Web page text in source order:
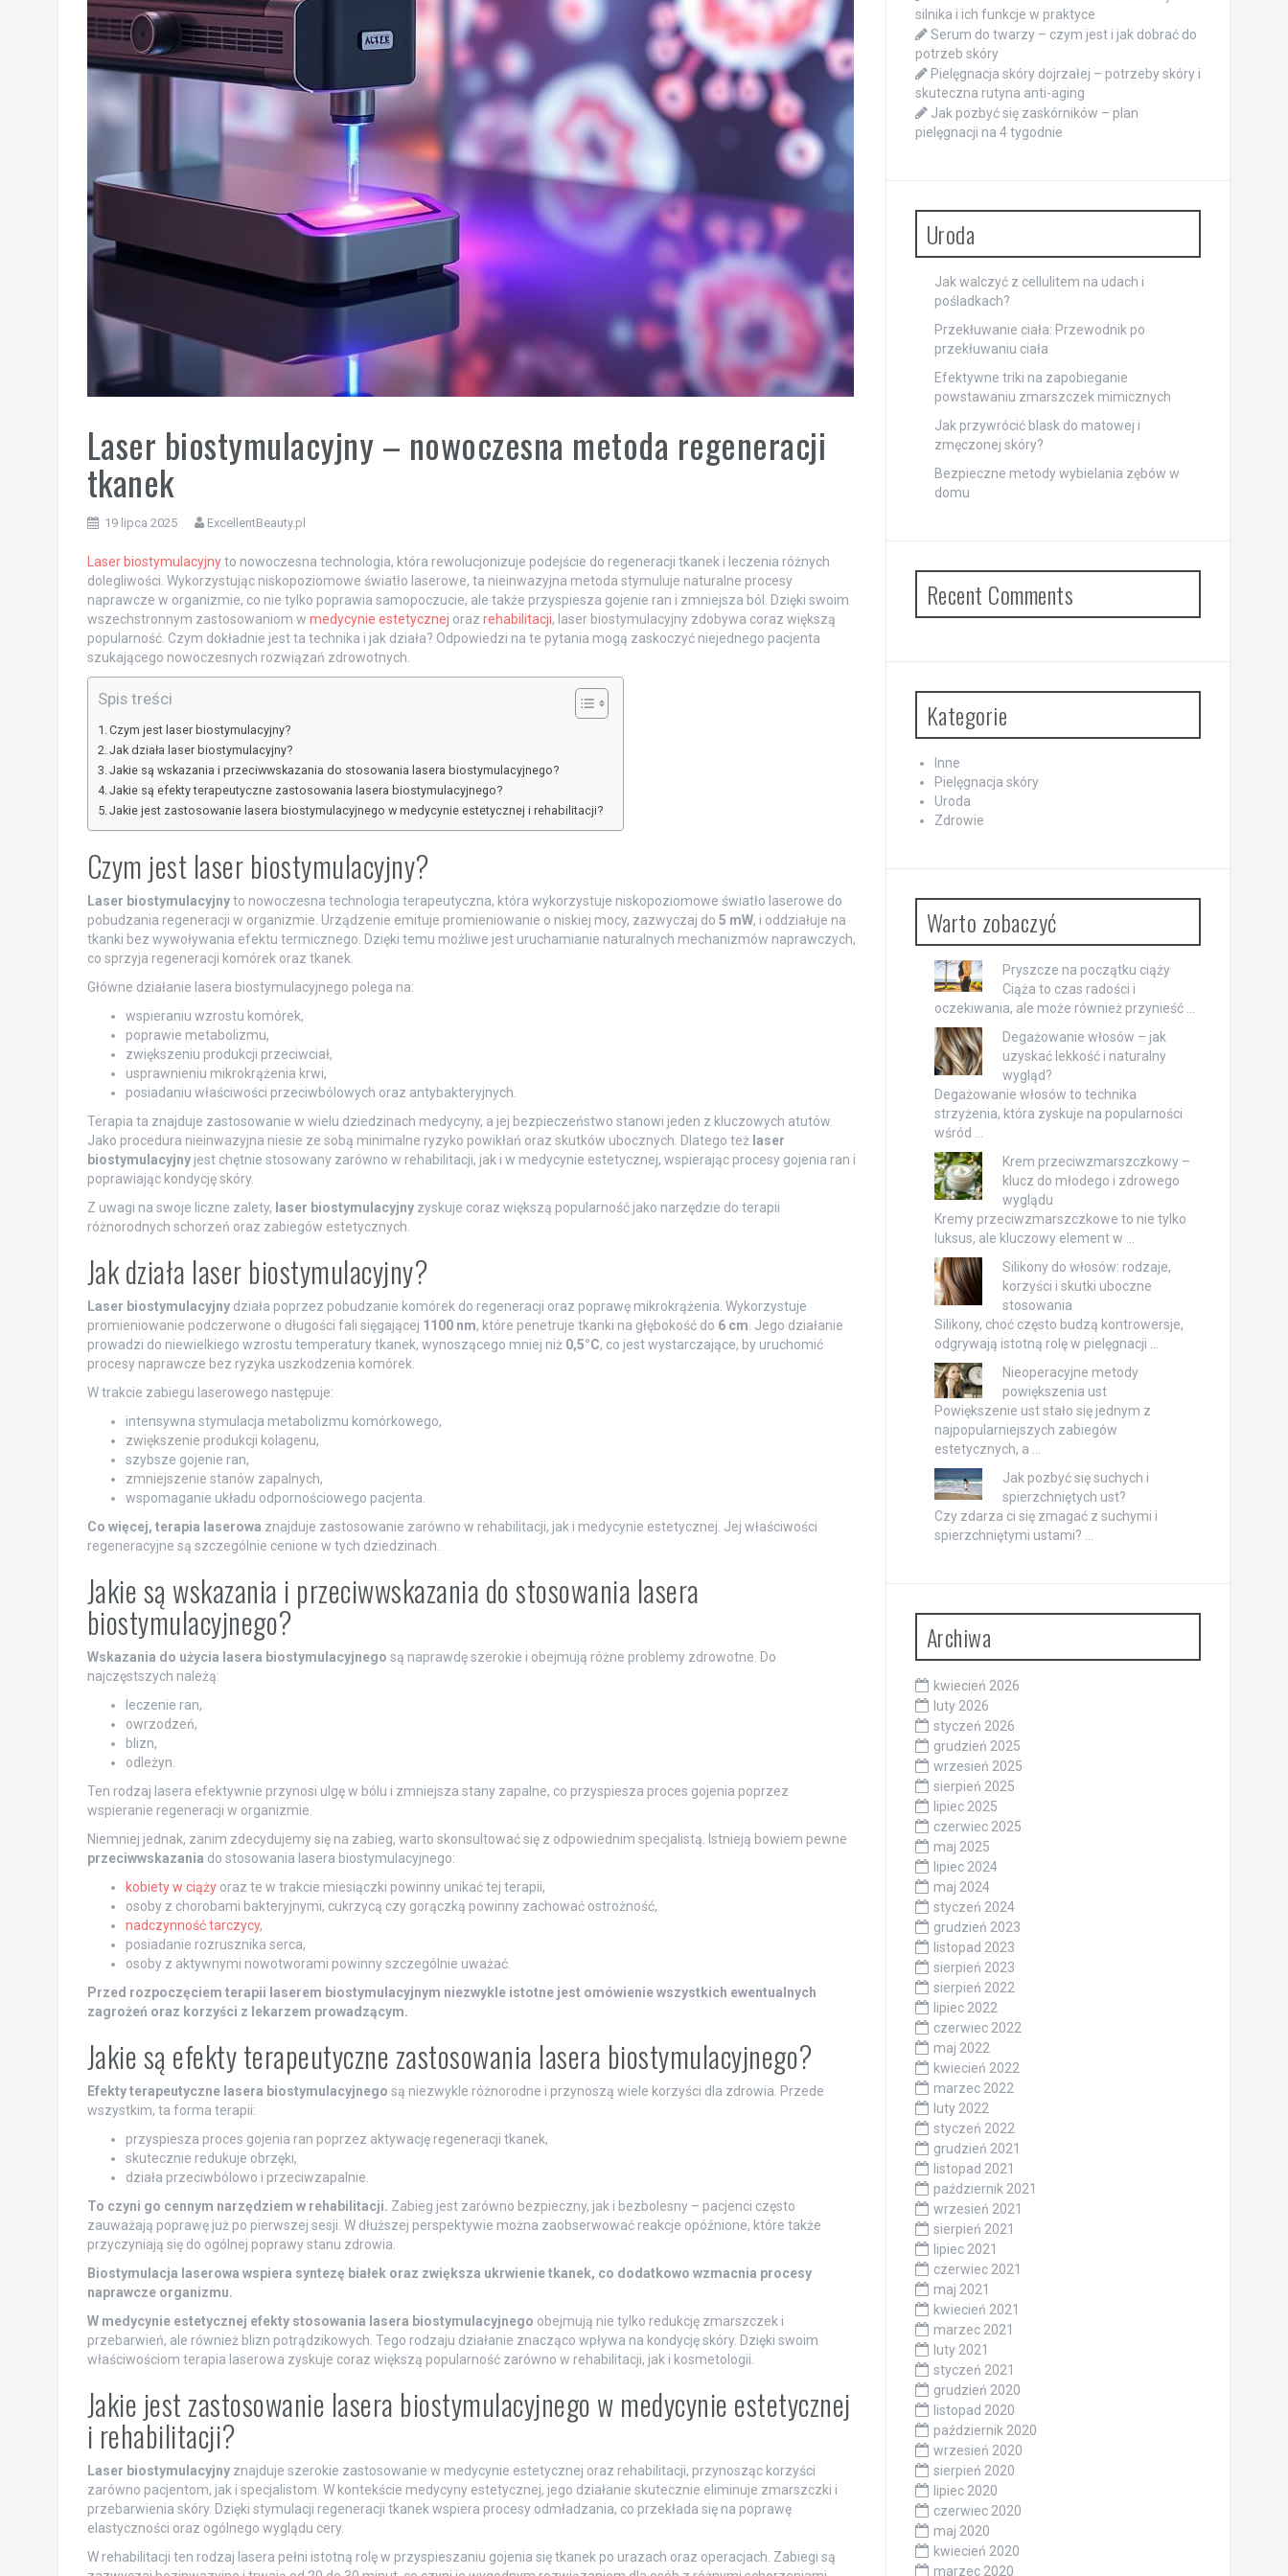
Laser biostymulacyjny – nowoczesna metoda regeneracji
tkanek
19 lipca 2025 ExcellentBeauty.pl
Laser biostymulacyjnyto nowoczesna technologia, która rewolucjonizuje podejście do regeneracji tkanek i leczenia różnych
dolegliwości. Wykorzystując niskopoziomowe światło laserowe, ta nieinwazyjna metoda stymuluje naturalne procesy
naprawcze w organizmie, co nie tylko poprawia samopoczucie, ale także przyspiesza gojenie ran i zmniejsza ból. Dzięki swoim
wszechstronnym zastosowaniom w medycynie estetycznej oraz rehabilitacji, laser biostymulacyjny zdobywa coraz większą
popularność. Czym dokładnie jest ta technika i jak działa? Odpowiedzi na te pytania mogą zaskoczyć niejednego pacjenta
szukającego nowoczesnych rozwiązań zdrowotnych.
Spis treści
Czym jest laser biostymulacyjny?
Jak działa laser biostymulacyjny?
Jakie są wskazania i przeciwwskazania do stosowania lasera biostymulacyjnego?
Jakie są efekty terapeutyczne zastosowania lasera biostymulacyjnego?
Jakie jest zastosowanie lasera biostymulacyjnego w medycynie estetycznej i rehabilitacji?
Czym jest laser biostymulacyjny?
Laser biostymulacyjnyto nowoczesna technologia terapeutyczna, która wykorzystuje niskopoziomowe światło laserowe do
pobudzania regeneracji w organizmie. Urządzenie emituje promieniowanie o niskiej mocy, zazwyczaj do 5 mW, i oddziałuje na
tkanki bez wywoływania efektu termicznego. Dzięki temu możliwe jest uruchamianie naturalnych mechanizmów naprawczych,
co sprzyja regeneracji komórek oraz tkanek.
Główne działanie lasera biostymulacyjnego polega na:
wspieraniu wzrostu komórek,
poprawie metabolizmu,
zwiększeniu produkcji przeciwciał,
usprawnieniu mikrokrążenia krwi,
posiadaniu właściwości przeciwbólowych oraz antybakteryjnych.
Terapia ta znajduje zastosowanie w wielu dziedzinach medycyny, a jej bezpieczeństwo stanowi jeden z kluczowych atutów.
Jako procedura nieinwazyjna niesie ze sobą minimalne ryzyko powikłań oraz skutków ubocznych. Dlatego też laser
biostymulacyjnyjest chętnie stosowany zarówno w rehabilitacji, jak i w medycynie estetycznej, wspierając procesy gojenia ran i
poprawiając kondycję skóry.
Z uwagi na swoje liczne zalety, laser biostymulacyjnyzyskuje coraz większą popularność jako narzędzie do terapii
różnorodnych schorzeń oraz zabiegów estetycznych.
Jak działa laser biostymulacyjny?
Laser biostymulacyjnydziała poprzez pobudzanie komórek do regeneracji oraz poprawę mikrokrążenia. Wykorzystuje
promieniowanie podczerwone o długości fali sięgającej 1100 nm, które penetruje tkanki na głębokość do 6 cm . Jego działanie
prowadzi do niewielkiego wzrostu temperatury tkanek, wynoszącego mniej niż 0,5°C, co jest wystarczające, by uruchomić
procesy naprawcze bez ryzyka uszkodzenia komórek.
W trakcie zabiegu laserowego następuje:
intensywna stymulacja metabolizmu komórkowego,
zwiększenie produkcji kolagenu,
szybsze gojenie ran,
zmniejszenie stanów zapalnych,
wspomaganie układu odpornościowego pacjenta.
Co więcej, terapia laserowa znajduje zastosowanie zarówno w rehabilitacji, jak i medycynie estetycznej. Jej właściwości
regeneracyjne są szczególnie cenione w tych dziedzinach.
Jakie są wskazania i przeciwwskazania do stosowania lasera
biostymulacyjnego?
Wskazania do użycia lasera biostymulacyjnego są naprawdę szerokie i obejmują różne problemy zdrowotne. Do
najczęstszych należą:
leczenie ran,
owrzodzeń,
blizn,
odleżyn.
Ten rodzaj lasera efektywnie przynosi ulgę w bólu i zmniejsza stany zapalne, co przyspiesza proces gojenia poprzez
wspieranie regeneracji w organizmie.
Niemniej jednak, zanim zdecydujemy się na zabieg, warto skonsultować się z odpowiednim specjalistą. Istnieją bowiem pewne
przeciwwskazania do stosowania lasera biostymulacyjnego:
kobiety w ciążyoraz te w trakcie miesiączki powinny unikać tej terapii,
osoby z chorobami bakteryjnymi, cukrzycą czy gorączką powinny zachować ostrożność,
nadczynność tarczycy,
posiadanie rozrusznika serca,
osoby z aktywnymi nowotworami powinny szczególnie uważać.
Przed rozpoczęciem terapii laserem biostymulacyjnym niezwykle istotne jest omówienie wszystkich ewentualnych
zagrożeń oraz korzyści z lekarzem prowadzącym.
Jakie są efekty terapeutyczne zastosowania lasera biostymulacyjnego?
Efekty terapeutyczne lasera biostymulacyjnego są niezwykle różnorodne i przynoszą wiele korzyści dla zdrowia. Przede
wszystkim, ta forma terapii:
przyspiesza proces gojenia ran poprzez aktywację regeneracji tkanek,
skutecznie redukuje obrzęki,
działa przeciwbólowo i przeciwzapalnie.
To czyni go cennym narzędziem w rehabilitacji. Zabieg jest zarówno bezpieczny, jak i bezbolesny – pacjenci często
zauważają poprawę już po pierwszej sesji. W dłuższej perspektywie można zaobserwować reakcje opóźnione, które także
przyczyniają się do ogólnej poprawy stanu zdrowia.
Biostymulacja laserowa wspiera syntezę białek oraz zwiększa ukrwienie tkanek, co dodatkowo wzmacnia procesy
naprawcze organizmu.
W medycynie estetycznej efekty stosowania lasera biostymulacyjnego obejmują nie tylko redukcję zmarszczek i
przebarwień, ale również blizn potrądzikowych. Tego rodzaju działanie znacząco wpływa na kondycję skóry. Dzięki swoim
właściwościom terapia laserowa zyskuje coraz większą popularność zarówno w rehabilitacji, jak i kosmetologii.
Jakie jest zastosowanie lasera biostymulacyjnego w medycynie estetycznej
i rehabilitacji?
Laser biostymulacyjnyznajduje szerokie zastosowanie w medycynie estetycznej oraz rehabilitacji, przynosząc korzyści
zarówno pacjentom, jak i specjalistom. W kontekście medycyny estetycznej, jego działanie skutecznie eliminuje zmarszczki i
przebarwienia skóry. Dzięki stymulacji regeneracji tkanek wspiera procesy odmładzania, co przekłada się na poprawę
elastyczności oraz ogólnego wyglądu cery.
W rehabilitacji ten rodzaj lasera pełni istotną rolę w przyspieszaniu gojenia się tkanek po urazach oraz operacjach. Zabiegi są
silnika i ich funkcje w praktyce
Serum do twarzy – czym jest i jak dobrać do
potrzeb skóry
Pielęgnacja skóry dojrzałej – potrzeby skóry i
skuteczna rutyna anti-aging
Jak pozbyć się zaskórników – plan
pielęgnacji na 4 tygodnie
Uroda
Jak walczyć z cellulitem na udach i
pośladkach?
Przekłuwanie ciała: Przewodnik po
przekłuwaniu ciała
Efektywne triki na zapobieganie
powstawaniu zmarszczek mimicznych
Jak przywrócić blask do matowej i
zmęczonej skóry?
Bezpieczne metody wybielania zębów w
domu
Recent Comments
Kategorie
Inne
Pielęgnacja skóry
Uroda
Zdrowie
Warto zobaczyć
Pryszcze na początku ciąży
Ciąża to czas radości i
oczekiwania, ale może również przynieść …
Degażowanie włosów – jak
uzyskać lekkość i naturalny
wygląd?
Degażowanie włosów to technika
strzyżenia, która zyskuje na popularności
wśród …
Krem przeciwzmarszczkowy –
klucz do młodego i zdrowego
wyglądu
Kremy przeciwzmarszczkowe to nie tylko
luksus, ale kluczowy element w …
Silikony do włosów: rodzaje,
korzyści i skutki uboczne
stosowania
Silikony, choć często budzą kontrowersje,
odgrywają istotną rolę w pielęgnacji …
Nieoperacyjne metody
powiększenia ust
Powiększenie ust stało się jednym z
najpopularniejszych zabiegów
estetycznych, a …
Jak pozbyć się suchych i
spierzchniętych ust?
Czy zdarza ci się zmagać z suchymi i
spierzchniętymi ustami? …
Archiwa
kwiecień 2026
luty 2026
styczeń 2026
grudzień 2025
wrzesień 2025
sierpień 2025
lipiec 2025
czerwiec 2025
maj 2025
lipiec 2024
maj 2024
styczeń 2024
grudzień 2023
listopad 2023
sierpień 2023
sierpień 2022
lipiec 2022
czerwiec 2022
maj 2022
kwiecień 2022
marzec 2022
luty 2022
styczeń 2022
grudzień 2021
listopad 2021
październik 2021
wrzesień 2021
sierpień 2021
lipiec 2021
czerwiec 2021
maj 2021
kwiecień 2021
marzec 2021
luty 2021
styczeń 2021
grudzień 2020
listopad 2020
październik 2020
wrzesień 2020
sierpień 2020
lipiec 2020
czerwiec 2020
maj 2020
kwiecień 2020
marzec 2020